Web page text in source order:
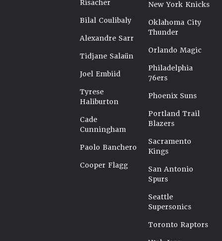
Risacher
Bilal Coulibaly
Alexandre Sarr
Tidjane Salaün
Joel Embiid
Tyrese
Haliburton
Cade
Cunningham
Paolo Banchero
Cooper Flagg
New York Knicks
Oklahoma City
Thunder
Orlando Magic
Philadelphia
76ers
Phoenix Suns
Portland Trail
Blazers
Sacramento
Kings
San Antonio
Spurs
Seattle
Supersonics
Toronto Raptors